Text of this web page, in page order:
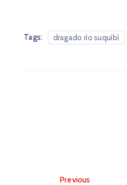
Tags: dragado río suquibí
Previous